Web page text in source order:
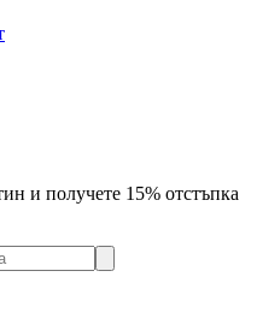
и получете 15% отстъпка